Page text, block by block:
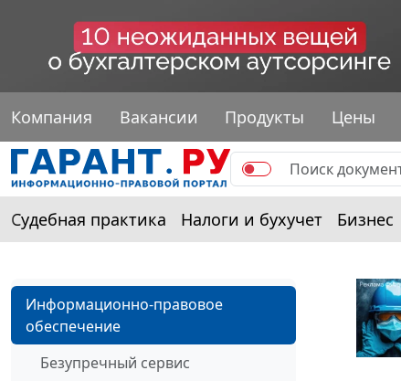
Компания Вакансии Продукты Цены
Судебная практика Налоги и бухучет Бизнес
Информационно-правовое
обеспечение
Безупречный сервис